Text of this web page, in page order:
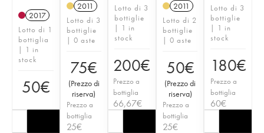
2017
Lotto di 1
bottiglia
| 1 in
stock
50€
2011
Lotto di 3
bottiglie
| 0 aste
75€
(Prezzo di
riserva)
Prezzo a
bottiglia
25€
Lotto di 3
bottiglie
| 1 in
stock
200€
Prezzo a
bottiglia
66,67€
2011
Lotto di 2
bottiglie
| 0 aste
50€
(Prezzo di
riserva)
Prezzo a
bottiglia
25€
Lotto di 3
bottiglie
| 1 in
stock
180€
Prezzo a
bottiglia
60€